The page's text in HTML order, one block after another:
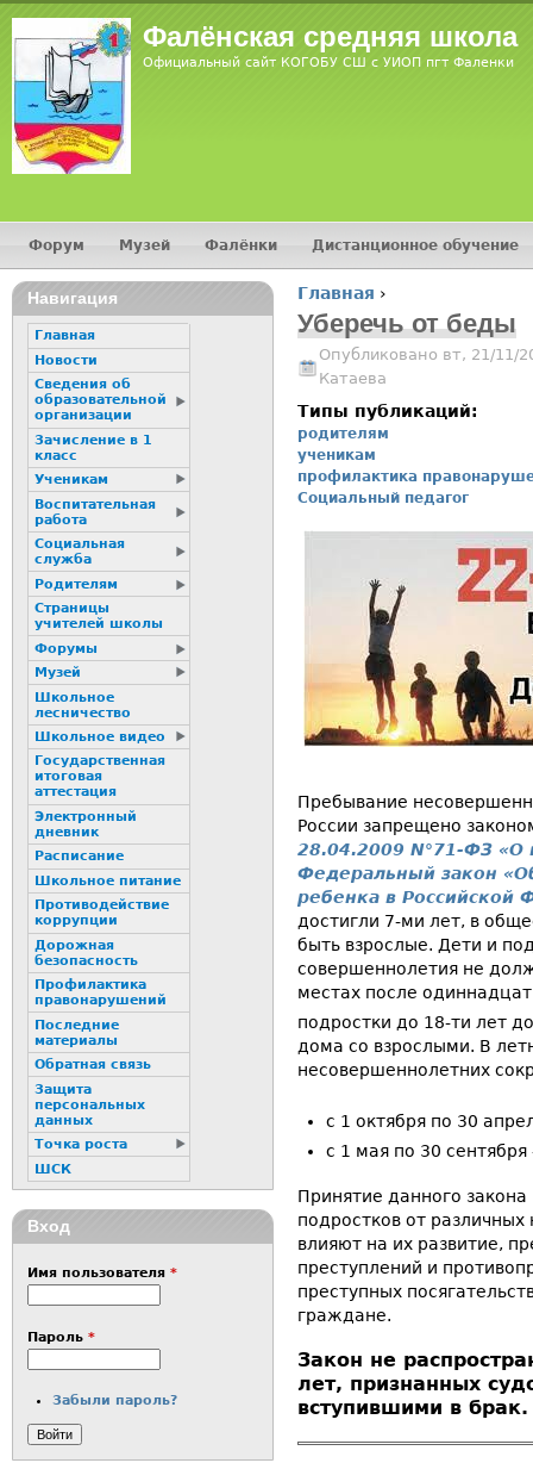
Фалёнская средняя школа
Официальный сайт КОГОБУ СШ с УИОП пгт Фаленки
Вы здесь
Главная ›
Уберечь от беды
Опубликовано вт, 21/11/
Катаева
Типы публикаций:
родителям
ученикам
профилактика
Социальный педагог
Пребывание
России запрещено
28.04.2009 N°71-ФЗ «О
Федеральный закон
ребенка в Российской
достигли 7-ми лет, в
быть взрослые. Дети и
совершеннолетия не
местах после
подростки до 18-ти лет
дома со взрослыми. В
несовершеннолетних
с 1 октября по 30
с 1 мая по 30
Принятие данного
подростков от
влияют на их развитие,
преступлений и
преступных
граждане.
Закон не
лет, признанных
вступившими в брак.
Главное меню
Форум Музей Фалёнки Дистанционное обучение
Навигация
Главная
Новости
Сведения об
образовательной
организации
Зачисление в 1
класс
Ученикам
Воспитательная
работа
Социальная
служба
Родителям
Страницы
учителей школы
Форумы
Музей
Школьное
лесничество
Школьное видео
Государственная
итоговая
аттестация
Электронный
дневник
Расписание
Школьное питание
Пpотиводействие
коppупции
Дорожная
безопасность
Профилактика
пpaвонаpушений
Последние
материалы
Обратная связь
Защита
персональных
данных
Точка роста
ШСК
Вход
Имя пользователя *
Пароль *
Забыли пароль?